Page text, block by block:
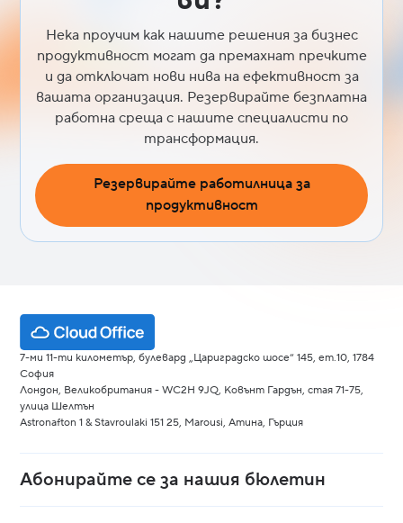
Нека проучим как нашите решения за бизнес
продуктивност могат да премахнат пречките
и да отключат нови нива на ефективност за
вашата организация. Резервирайте безплатна
работна среща с нашите специалисти по
трансформация.
Резервирайте работилница за
продуктивност
7-ми 11-ти километър, булевард „Цариградско шосе“ 145, ет.10, 1784
София
Лондон, Великобритания - WC2H 9JQ, Ковънт Гардън, стая 71-75,
улица Шелтън
Astronafton 1 & Stavroulaki 151 25, Marousi, Атина, Гърция
Абонирайте се за нашия бюлетин